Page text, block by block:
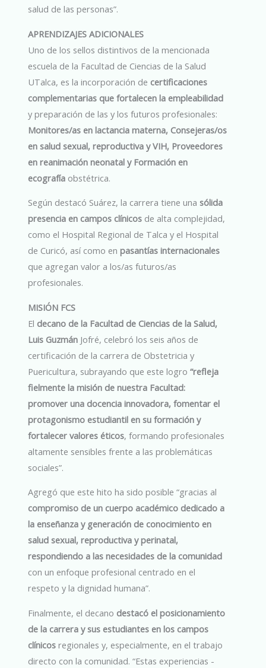
salud de las personas”.
APRENDIZAJES ADICIONALES
Uno de los sellos distintivos de la mencionada
escuela de la Facultad de Ciencias de la Salud
UTalca, es la incorporación de certificaciones
complementarias que fortalecen la empleabilidad
y preparación de las y los futuros profesionales:
Monitores/as en lactancia materna, Consejeras/os
en salud sexual, reproductiva y VIH, Proveedores
en reanimación neonatal y Formación en
ecografía obstétrica.
Según destacó Suárez, la carrera tiene unasólida
presencia en campos clínicos de alta complejidad,
como el Hospital Regional de Talca y el Hospital
de Curicó, así como enpasantías internacionales
que agregan valor a los/as futuros/as
profesionales.
MISIÓN FCS
El decano de la Facultad de Ciencias de la Salud,
Luis Guzmán Jofré, celebró los seis años de
certificación de la carrera de Obstetricia y
Puericultura, subrayando que este logro“refleja
fielmente la misión de nuestra Facultad:
promover una docencia innovadora, fomentar el
protagonismo estudiantil en su formación y
fortalecer valores éticos, formando profesionales
altamente sensibles frente a las problemáticas
sociales”.
Agregó que este hito ha sido posible “gracias al
compromiso de un cuerpo académico dedicado a
la enseñanza y generación de conocimiento en
salud sexual, reproductiva y perinatal,
respondiendo a las necesidades de la comunidad
con un enfoque profesional centrado en el
respeto y la dignidad humana”.
Finalmente, el decano destacó el posicionamiento
de la carrera y sus estudiantes en los campos
clínicos regionales y, especialmente, en el trabajo
directo con la comunidad. “Estas experiencias -